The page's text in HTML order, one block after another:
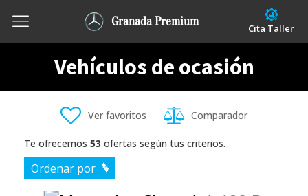
Granada Premium Cita Taller
Vehículos de ocasión
Ver favoritos Comparador
Te ofrecemos 53 ofertas según tus criterios.
Ordenar por